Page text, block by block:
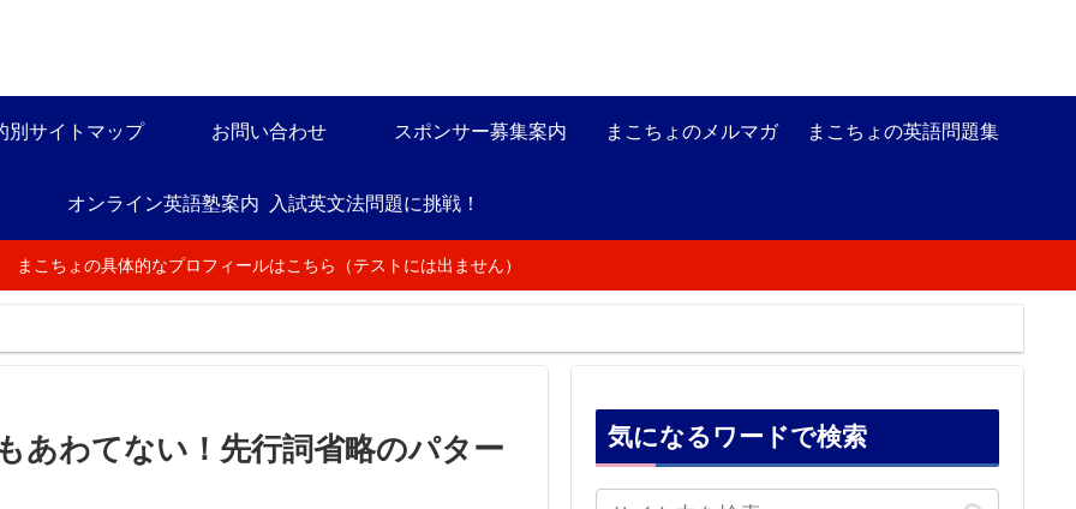
別サイトマップ お問い合わせ スポンサー募集案内 まこちょのメルマガ まこちょの英語問題集
オンライン英語塾案内 入試英文法問題に挑戦！
まこちょの具体的なプロフィールはこちら（テストには出ません）
あわてない！先行詞省略のパター 気になるワードで検索